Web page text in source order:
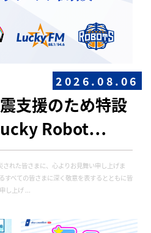
2026.08.06
支援のため特設
Robot…
れた皆さまに、心よりお見舞い申し上げま
すべての皆さまに深く敬意を表するとともに皆
し上げ ...